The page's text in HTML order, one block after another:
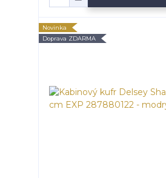
Novinka
Doprava ZDARMA